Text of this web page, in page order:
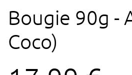
Bougie 90g -
Coco)